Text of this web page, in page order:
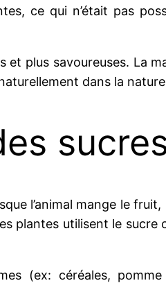
ce qui n’était pas
et plus savoureuses. La
dans la
l’animal mange le fruit,
plantes utilisent le sucre
(ex: céréales,